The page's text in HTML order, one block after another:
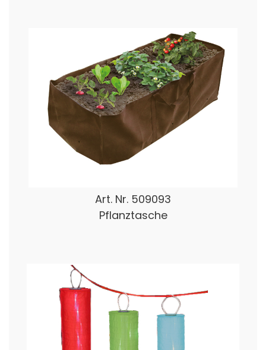
Art. Nr. 509093
Pflanztasche